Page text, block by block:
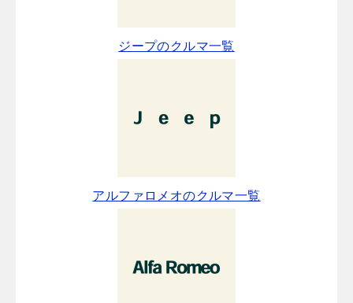
ジープのクルマ一覧
アルファロメオのクルマ一覧